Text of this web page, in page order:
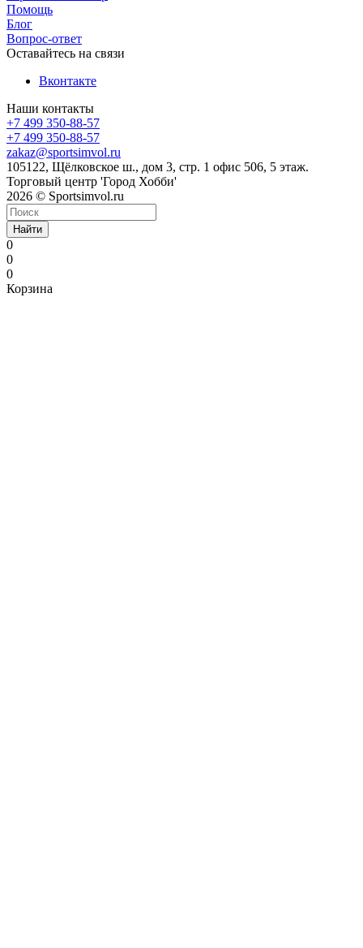
Помощь
Блог
Вопрос-ответ
Оставайтесь на связи
Вконтакте
Наши контакты
+7 499 350-88-57
+7 499 350-88-57
zakaz@sportsimvol.ru
105122, Щёлковское ш., дом 3, стр. 1 офис 506, 5 этаж.
Торговый центр 'Город Хобби'
2026 © Sportsimvol.ru
Найти
0
0
0
Корзина